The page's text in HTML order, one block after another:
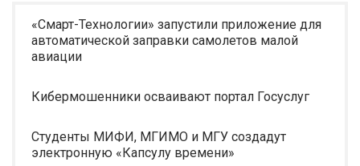
«Смарт-Технологии» запустили приложение для
автоматической заправки самолетов малой
авиации
Кибермошенники осваивают портал Госуслуг
Студенты МИФИ, МГИМО и МГУ создадут
электронную «Капсулу времени»